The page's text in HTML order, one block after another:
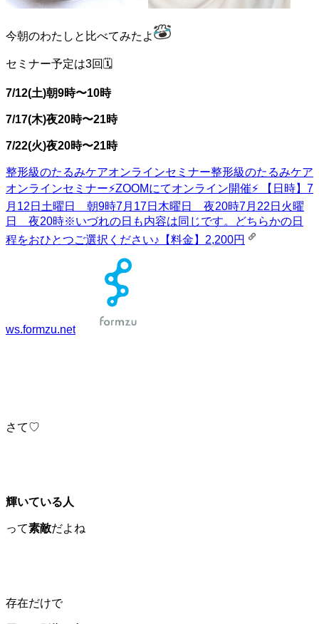
今朝のわたしと比べてみたよ
セミナー予定は3回🗓️
7/12(土)朝9時〜10時
7/17(木)夜20時〜21時
7/22(火)夜20時〜21時
整形級のたるみケアオンラインセミナー整形級のたるみケア
オンラインセミナー⚡️ZOOMにてオンライン開催⚡️ 【日時】7
月12日土曜日 朝9時7月17日木曜日 夜20時7月22日火曜
日 夜20時※いづれの日も内容は同じです。どちらかの日
程をおひとつご選択ください♪【料金】2,200円
ws.formzu.net
さて♡
輝いている人
って素敵だよね
存在だけで